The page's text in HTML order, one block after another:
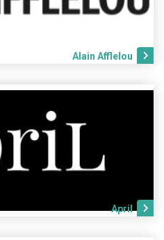
Alain Afflelou
April